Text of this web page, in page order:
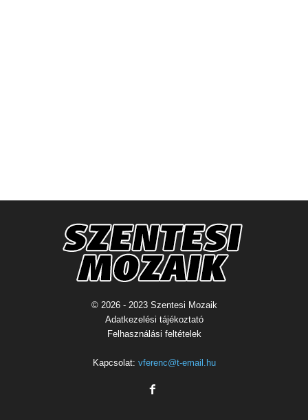
© 2026 - 2023 Szentesi Mozaik
Adatkezelési tájékoztató
Felhasználási feltételek
Kapcsolat: vferenc@t-email.hu